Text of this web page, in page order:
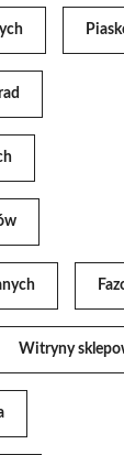
Witryny